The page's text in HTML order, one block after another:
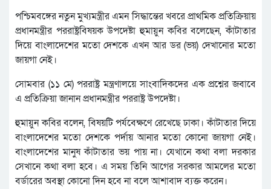
পশ্চিমবঙ্গের নতুন মুখ্যমন্ত্রীর এমন সিদ্ধান্তের খবরে প্রাথমিক প্রতিক্রিয়ায়
প্রধানমন্ত্রীর পররাষ্ট্রবিষয়ক উপদেষ্টা হুমায়ুন কবির বলেছেন, কাঁটাতার
দিয়ে বাংলাদেশের মতো দেশকে এখন আর ডর (ভয়) দেখানোর মতো
জায়গা নেই।
সোমবার (১১ মে) পররাষ্ট্র মন্ত্রণালয়ে সাংবাদিকদের এক প্রশ্নের জবাবে
এ প্রতিক্রিয়া জানান প্রধানমন্ত্রীর পররাষ্ট্র উপদেষ্টা।
হুমায়ুন কবির বলেন, বিষয়টি পর্যবেক্ষণে রেখেছে ঢাকা। কাঁটাতার দিয়ে
বাংলাদেশের মতো দেশকে পর্দায় আনার মতো কোনো জায়গা নেই।
বাংলাদেশের মানুষ কাঁটাতার ভয় পায় না। যেখানে কথা বলা দরকার
সেখানে কথা বলা হবে। এ সময় তিনি আগের সরকার আমলের মতো
বর্ডারের অবস্থা কোনো দিন হবে না বলে আশাবাদ ব্যক্ত করেন।